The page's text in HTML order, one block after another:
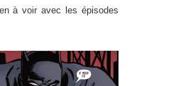
à voir avec les épisodes